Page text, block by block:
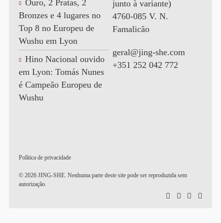
Ouro, 2 Pratas, 2
Bronzes e 4 lugares no
Top 8 no Europeu de
Wushu em Lyon
Hino Nacional ouvido
em Lyon: Tomás Nunes
é Campeão Europeu de
Wushu
junto à variante)
4760-085 V. N.
Famalicão
geral@jing-she.com
+351 252 042 772
Política de privacidade
© 2026 JING-SHE. Nenhuma parte deste site pode ser reproduzida sem
autorização.